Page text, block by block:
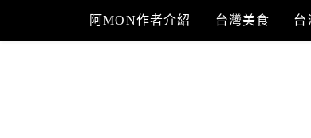
content
阿MON作者介紹 台灣美食 台